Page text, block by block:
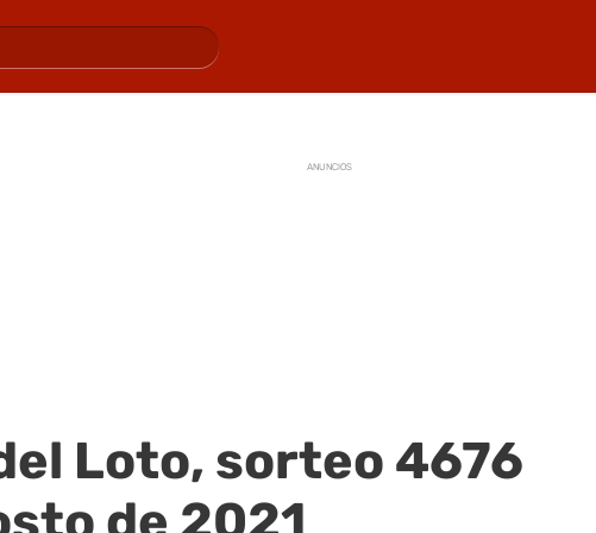
ANUNCIOS
Loto, sorteo 4676